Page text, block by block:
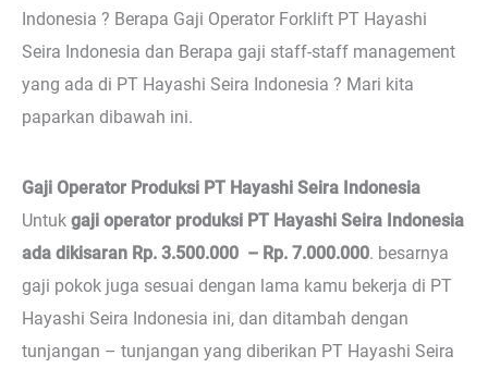
Indonesia ? Berapa Gaji Operator Forklift PT Hayashi
Seira Indonesia dan Berapa gaji staff-staff management
yang ada di PT Hayashi Seira Indonesia ? Mari kita
paparkan dibawah ini.
Gaji Operator Produksi PT Hayashi Seira Indonesia
Untuk gaji operator produksi PT Hayashi Seira Indonesia
ada dikisaran Rp. 3.500.000 – Rp. 7.000.000. besarnya
gaji pokok juga sesuai dengan lama kamu bekerja di PT
Hayashi Seira Indonesia ini, dan ditambah dengan
tunjangan – tunjangan yang diberikan PT Hayashi Seira